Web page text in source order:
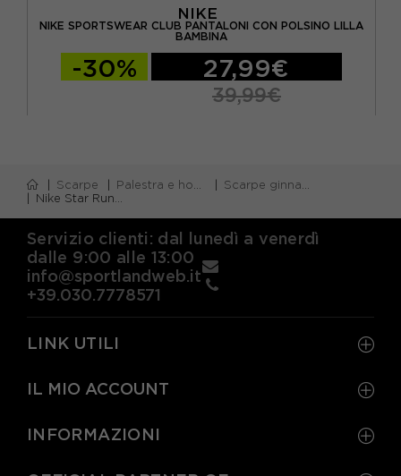
NIKE
NIKE SPORTSWEAR CLUB PANTALONI CON POLSINO LILLA
BAMBINA
-30% 27,99€
39,99€
Scarpe Palestra e home gym
Scarpe ginnastica bambino
Nike Star Runner 5 Ps Platino Oro - Scarpe Da Ginnastica Bambino
Servizio clienti: dal lunedì a venerdì
dalle 9:00 alle 13:00
info@sportlandweb.it
+39.030.7778571
LINK UTILI
IL MIO ACCOUNT
INFORMAZIONI